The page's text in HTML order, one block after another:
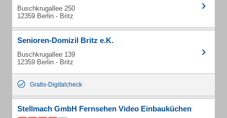
Buschkrugallee 250
12359 Berlin - Britz
Senioren-Domizil Britz e.K.
Buschkrugallee 139
12359 Berlin - Britz
Gratis-Digitalcheck
Stellmach GmbH Fernsehen Video Einbauküchen